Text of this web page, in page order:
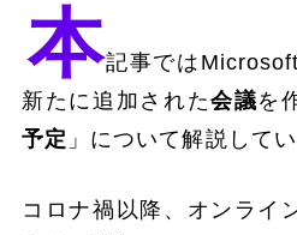
本記事では
新たに追加された会議を
予定 」について解説してい
コロナ禍以降、オンライ